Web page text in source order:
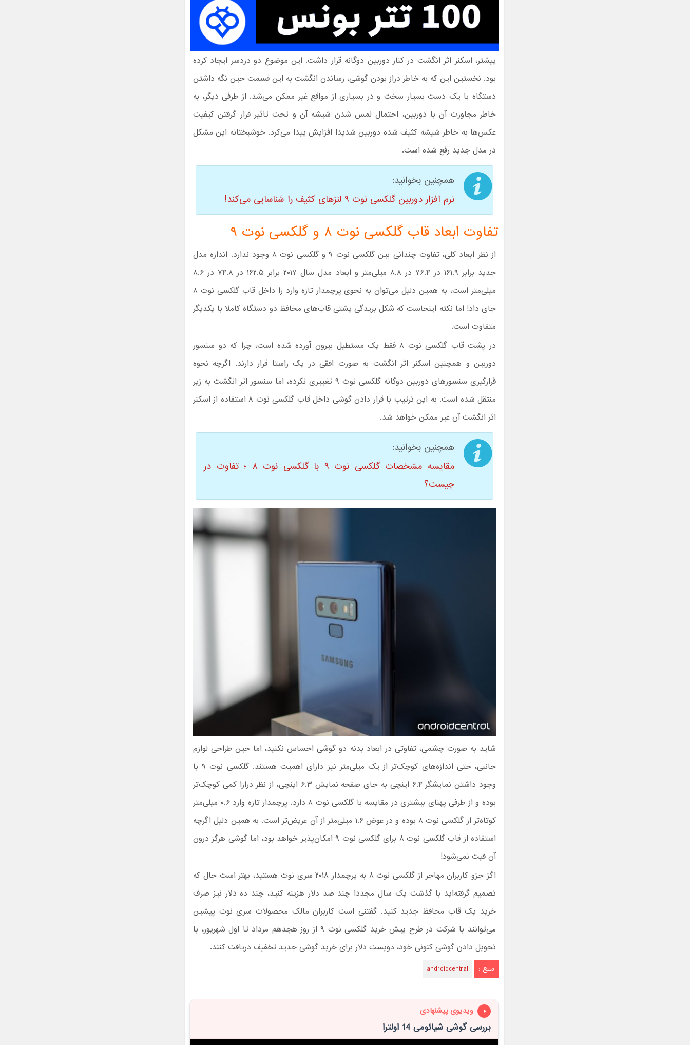
پیشتر، اسکنر اثر انگشت در کنار دوربین دوگانه قرار داشت. این موضوع دو دردسر ایجاد کرده
بود. نخستین این که به خاطر دراز بودن گوشی، رساندن انگشت به این قسمت حین نگه داشتن
دستگاه با یک دست بسیار سخت و در بسیاری از مواقع غیر ممکن می‌شد. از طرفی دیگر، به
خاطر مجاورت آن با دوربین، احتمال لمس شدن شیشه آن و تحت تاثیر قرار گرفتن کیفیت
عکس‌ها به خاطر شیشه کثیف شده دوربین شدیدا افزایش پیدا می‌کرد. خوشبختانه این مشکل
در مدل جدید رفع شده است.
همچنین بخوانید:
نرم افزار دوربین گلکسی نوت ۹ لنزهای کثیف را شناسایی می‌کند!
تفاوت ابعاد قاب گلکسی نوت ۸ و گلکسی نوت ۹
از نظر ابعاد کلی، تفاوت چندانی بین گلکسی نوت ۹ و گلکسی نوت ۸ وجود ندارد. اندازه مدل
جدید برابر ۱۶۱.۹ در ۷۶.۴ در ۸.۸ میلی‌متر و ابعاد مدل سال ۲۰۱۷ برابر ۱۶۲.۵ در ۷۴.۸ در ۸.۶
میلی‌متر است، به همین دلیل می‌توان به نحوی پرچمدار تازه وارد را داخل قاب گلکسی نوت ۸
جای داد! اما نکته اینجاست که شکل بریدگی‌‌ پشتی قاب‌های محافظ دو دستگاه کاملا با یکدیگر
متفاوت است.
در پشت قاب گلکسی نوت ۸ فقط یک مستطیل بیرون آورده شده است، چرا که دو سنسور
دوربین و همچنین اسکنر اثر انگشت به صورت افقی در یک راستا قرار دارند. اگرچه نحوه
قرارگیری سنسورهای دوربین دوگانه گلکسی نوت ۹ تغییری نکرده، اما سنسور اثر انگشت به زیر
منتقل شده است. به این ترتیب با قرار دادن گوشی داخل قاب گلکسی نوت ۸ استفاده از اسکنر
اثر انگشت آن غیر ممکن خواهد شد.
همچنین بخوانید:
مقایسه مشخصات گلکسی نوت ۹ با گلکسی نوت ۸ ؛ تفاوت در
چیست؟
شاید به صورت چشمی، تفاوتی در ابعاد بدنه دو گوشی احساس نکنید، اما حین طراحی لوازم
جانبی، حتی اندازه‌های کوچک‌تر از یک میلی‌متر نیز دارای اهمیت هستند. گلکسی نوت ۹ با
وجود داشتن نمایشگر ۶.۴ اینچی به جای صفحه نمایش ۶.۳ اینچی، از نظر درازا کمی کوچک‌تر
بوده و از طرفی پهنای بیشتری در مقایسه با گلکسی نوت ۸ دارد. پرچمدار تازه وارد ۰.۶ میلی‌متر
کوتاه‌تر از گلکسی نوت ۸ بوده و در عوض ۱.۶ میلی‌متر از آن عریض‌تر است. به همین دلیل اگرچه
استفاده از قاب گلکسی نوت ۸ برای گلکسی نوت ۹ امکان‌پذیر خواهد بود، اما گوشی هرگز درون
آن فیت نمی‌شود!
اگز جزو کاربران مهاجر از گلکسی نوت ۸ به پرچمدار ۲۰۱۸ سری نوت هستید، بهتر است حال که
تصمیم گرفته‌اید با گذشت یک سال مجددا چند صد دلار هزینه کنید، چند ده دلار نیز صرف
خرید یک قاب محافظ جدید کنید. گفتنی است کاربران مالک محصولات سری نوت پیشین
می‌توانند با شرکت در طرح پیش خرید گلکسی نوت ۹ از روز هجدهم مرداد تا اول شهریور، با
تحویل دادن گوشی کنونی خود، دویست دلار برای خرید گوشی جدید تخفیف دریافت کنند.
منبع : androidcentral
ویدیوی پیشنهادی
بررسی گوشی شیائومی 14 اولترا